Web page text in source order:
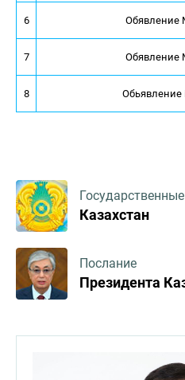
6 Обявление
7 Обявление
8 Обьявление
Казахстан
Послание
Президента